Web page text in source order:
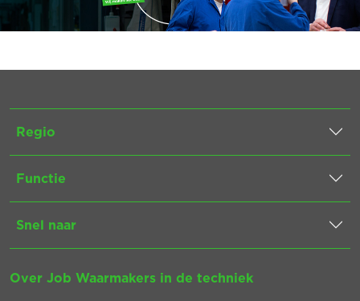
Regio
Functie
Snel naar
Over Job Waarmakers in de techniek